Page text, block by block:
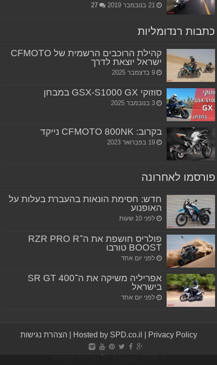
21 בנובמבר 2019 27
כתבות רנדומליות
קהילת הרוכבים הרשמית של CFMOTO
ישראל יוצאת לדרך
9 בדצמבר 2025
סוזוקי GSX-S1000 GX במבחן
3 בנובמבר 2025
בקרוב: CFMOTO 800NK נייקד
19 בפברואר 2023
פורסמו לאחרונה
חדש: חסימת הונאות בהעברת בעלות על
האופנוע
לפני 10 שעות
פולריס חושפת את ה־RZR PRO R
BOOST טורבו
לפני יום אחד
אפריליה משיקה את ה־SR GT 400
בישראל
לפני יום אחד
Hosted by SPD.co.il Privacy Policy הצהרת נגישות